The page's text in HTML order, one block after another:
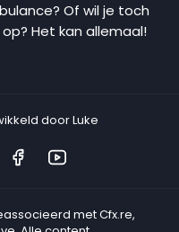
Of wil je toch
Het kan allemaal!
door Luke
met Cfx.re,